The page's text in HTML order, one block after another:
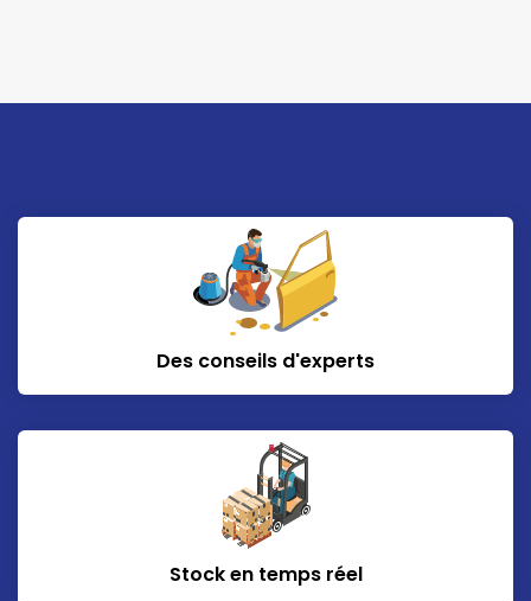
Des conseils d'experts
Stock en temps réel